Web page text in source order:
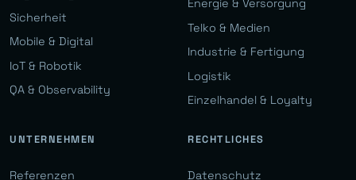
Sicherheit
Mobile & Digital
IoT & Robotik
QA & Observability
Energie & Versorgung
Telko & Medien
Industrie & Fertigung
Logistik
Einzelhandel & Loyalty
UNTERNEHMEN
Referenzen
RECHTLICHES
Datenschutz